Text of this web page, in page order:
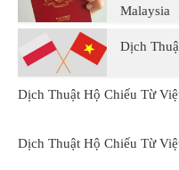
Malaysia
Dịch
Dịch Thuật Hộ Chiếu Từ
Dịch Thuật Hộ Chiếu Từ